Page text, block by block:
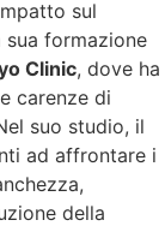
sul
sua formazione
Clinic, dove ha
carenze di
suo studio, il
ad affrontare i
della